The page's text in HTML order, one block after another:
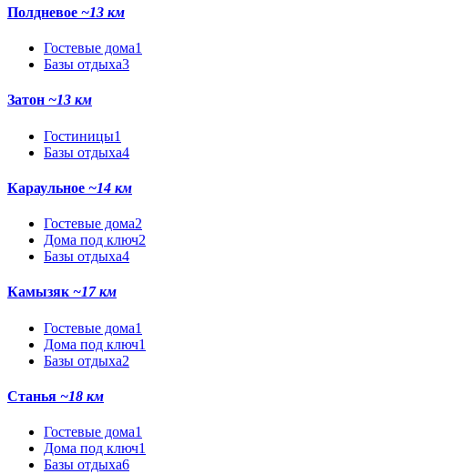
Полдневое ~13 км
Гостевые дома1
Базы отдыха3
Затон ~13 км
Гостиницы1
Базы отдыха4
Караульное ~14 км
Гостевые дома2
Дома под ключ2
Базы отдыха4
Камызяк ~17 км
Гостевые дома1
Дома под ключ1
Базы отдыха2
Станья ~18 км
Гостевые дома1
Дома под ключ1
Базы отдыха6